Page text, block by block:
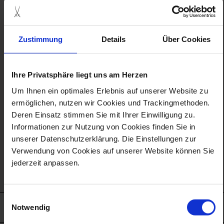
Zustimmung Details Über Cookies
Ihre Privatsphäre liegt uns am Herzen
Um Ihnen ein optimales Erlebnis auf unserer Website zu
ermöglichen, nutzen wir Cookies und Trackingmethoden.
Deren Einsatz stimmen Sie mit Ihrer Einwilligung zu.
Informationen zur Nutzung von Cookies finden Sie in
unserer Datenschutzerklärung. Die Einstellungen zur
Verwendung von Cookies auf unserer Website können Sie
jederzeit anpassen.
Notwendig
(1) Kinder bis 17 Jahre, Auszubildende und Studenten
in den warenkorb